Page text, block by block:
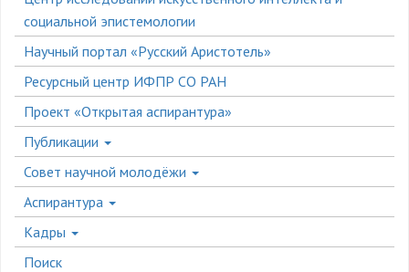
социальной эпистемологии
Научный портал «Русский Аристотель»
Ресурсный центр ИФПР СО РАН
Проект «Открытая аспирантура»
Публикации
Совет научной молодёжи
Аспирантура
Кадры
Поиск